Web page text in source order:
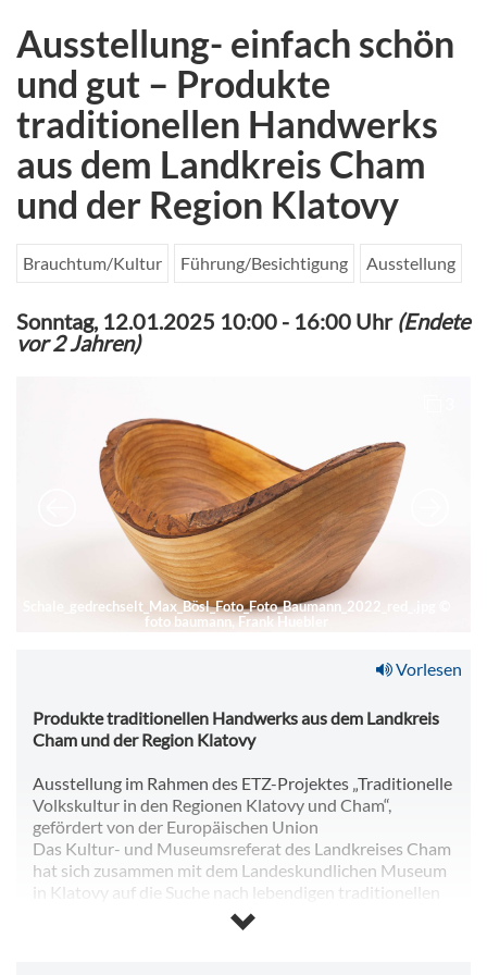
Ausstellung- einfach schön
und gut – Produkte
traditionellen Handwerks
aus dem Landkreis Cham
und der Region Klatovy
Brauchtum/Kultur Führung/Besichtigung Ausstellung
Sonntag, 12.01.2025 10:00 - 16:00 Uhr(Endete
vor 2 Jahren)
Schale_gedrechselt_Max_Bösl_Foto_Foto_Baumann_2022_red_.jpg
foto baumann, Frank Huebler
Vorlesen
Produkte traditionellen Handwerks aus dem Landkreis
Cham und der Region Klatovy
Ausstellung im Rahmen des ETZ-Projektes „Traditionelle
Volkskultur in den Regionen Klatovy und Cham“,
gefördert von der Europäischen Union
Das Kultur- und Museumsreferat des Landkreises Cham
hat sich zusammen mit dem Landeskundlichen Museum
in Klatovy auf die Suche nach lebendigen traditionellen
Handwerk gemacht. Eine Auswahl der Ergebnisse wird in
der Ausstellung präsentiert.